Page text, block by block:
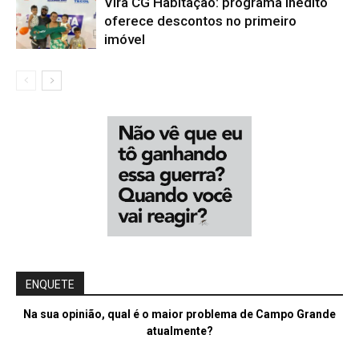
oferece descontos no primeiro
imóvel
ENQUETE
Na sua opinião, qual é o maior problema de Campo Grande
atualmente?